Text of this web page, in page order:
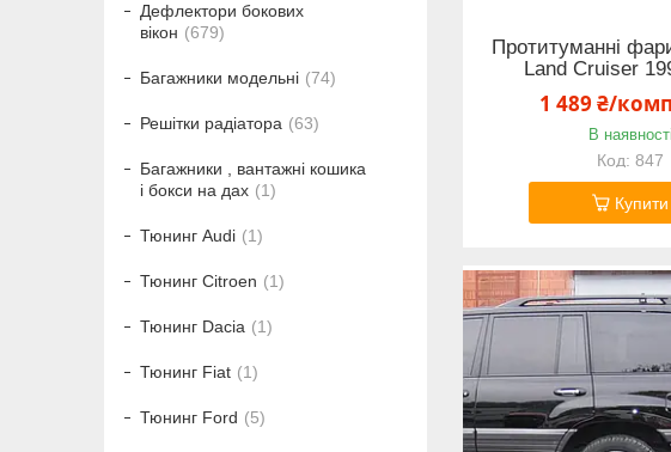
Протитуманні
Land Cruiser
1 489 ₴/
В наявності
847
Купити
Дефлектори бокових
вікон
679
Багажники модельні 74
Решітки радіатора 63
Багажники , вантажні кошика
і бокси на дах
1
Тюнинг Audi 1
Тюнинг Citroen 1
Тюнинг Dacia 1
Тюнинг Fiat 1
Тюнинг Ford 5